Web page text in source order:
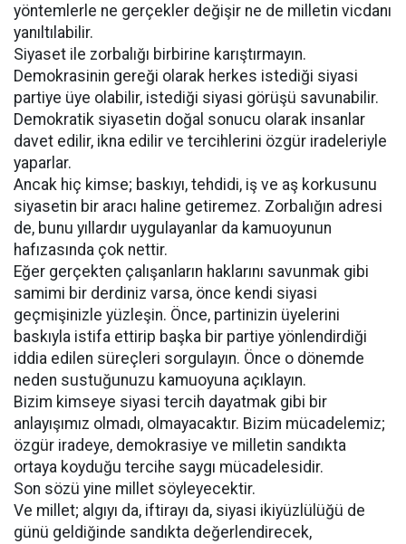
yöntemlerle ne gerçekler değişir ne de milletin vicdanı
yanıltılabilir.
Siyaset ile zorbalığı birbirine karıştırmayın.
Demokrasinin gereği olarak herkes istediği siyasi
partiye üye olabilir, istediği siyasi görüşü savunabilir.
Demokratik siyasetin doğal sonucu olarak insanlar
davet edilir, ikna edilir ve tercihlerini özgür iradeleriyle
yaparlar.
Ancak hiç kimse; baskıyı, tehdidi, iş ve aş korkusunu
siyasetin bir aracı haline getiremez. Zorbalığın adresi
de, bunu yıllardır uygulayanlar da kamuoyunun
hafızasında çok nettir.
Eğer gerçekten çalışanların haklarını savunmak gibi
samimi bir derdiniz varsa, önce kendi siyasi
geçmişinizle yüzleşin. Önce, partinizin üyelerini
baskıyla istifa ettirip başka bir partiye yönlendirdiği
iddia edilen süreçleri sorgulayın. Önce o dönemde
neden sustuğunuzu kamuoyuna açıklayın.
Bizim kimseye siyasi tercih dayatmak gibi bir
anlayışımız olmadı, olmayacaktır. Bizim mücadelemiz;
özgür iradeye, demokrasiye ve milletin sandıkta
ortaya koyduğu tercihe saygı mücadelesidir.
Son sözü yine millet söyleyecektir.
Ve millet; algıyı da, iftirayı da, siyasi ikiyüzlülüğü de
günü geldiğinde sandıkta değerlendirecek,